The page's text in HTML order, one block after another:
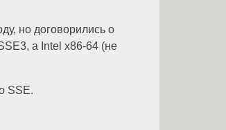
но договорились о
а Intel x86-64 (не
SSE.